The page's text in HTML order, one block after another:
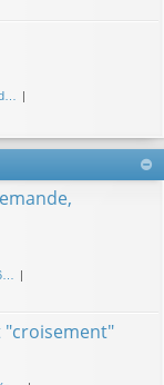
"croisement"